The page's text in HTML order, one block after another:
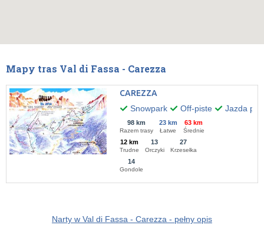
Mapy tras Val di Fassa - Carezza
CAREZZA
Snowpark
Off-piste Jazda po
98 km
Razem trasy
23 km
Łatwe
63 km
Średnie
12 km
Trudne
13
Orczyki
27
Krzesełka
14
Gondole
Narty w Val di Fassa - Carezza - pełny opis